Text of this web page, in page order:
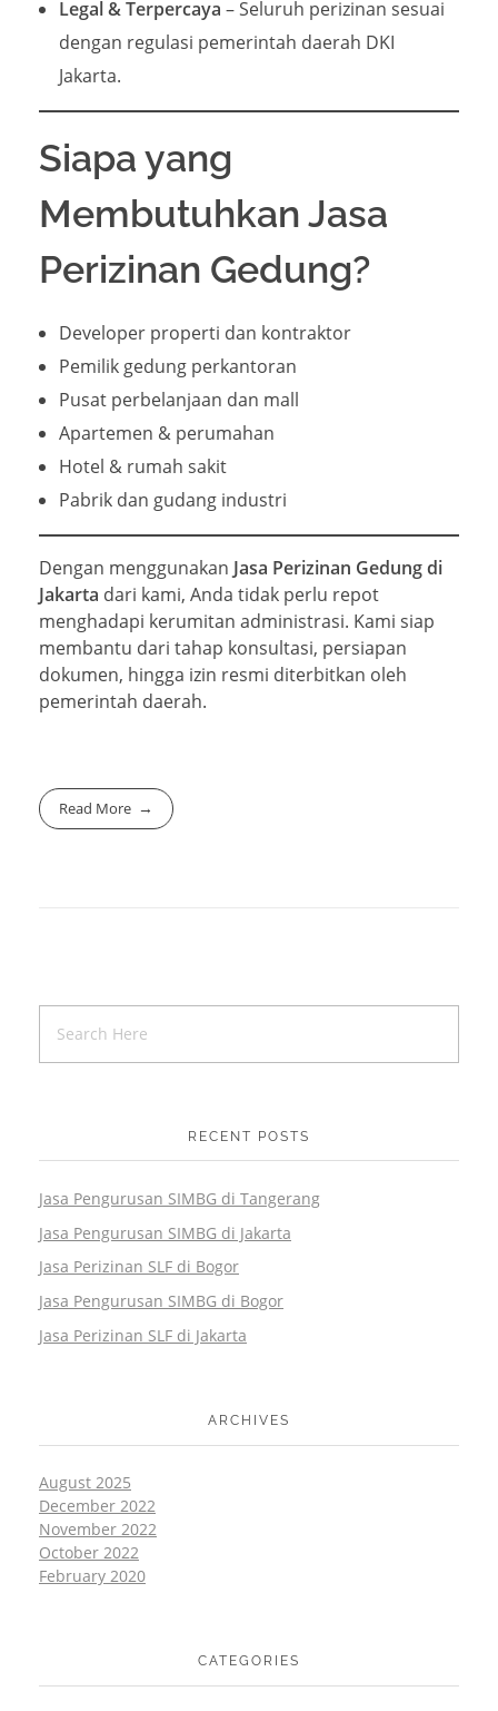
Legal & Terpercaya – Seluruh perizinan sesuai
dengan regulasi pemerintah daerah DKI
Jakarta.
Siapa yang
Membutuhkan Jasa
Perizinan Gedung?
Developer properti dan kontraktor
Pemilik gedung perkantoran
Pusat perbelanjaan dan mall
Apartemen & perumahan
Hotel & rumah sakit
Pabrik dan gudang industri
Dengan menggunakan Jasa Perizinan Gedung di
Jakarta dari kami, Anda tidak perlu repot
menghadapi kerumitan administrasi. Kami siap
membantu dari tahap konsultasi, persiapan
dokumen, hingga izin resmi diterbitkan oleh
pemerintah daerah.
Read More
RECENT POSTS
Jasa Pengurusan SIMBG di Tangerang
Jasa Pengurusan SIMBG di Jakarta
Jasa Perizinan SLF di Bogor
Jasa Pengurusan SIMBG di Bogor
Jasa Perizinan SLF di Jakarta
ARCHIVES
August 2025
December 2022
November 2022
October 2022
February 2020
CATEGORIES